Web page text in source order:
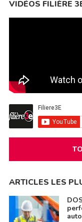
VIDÉOS FILIÈRE
ARTICLES LES